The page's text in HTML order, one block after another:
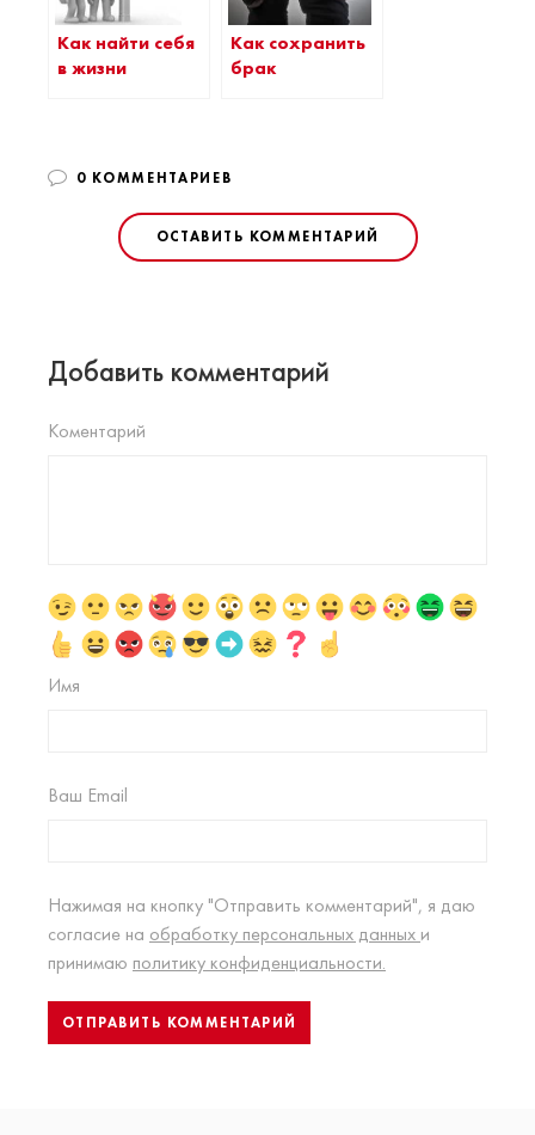
Как найти себя
в жизни
Как сохранить
брак
0 КОММЕНТАРИЕВ
ОСТАВИТЬ КОММЕНТАРИЙ
Добавить комментарий
Коментарий
Имя
Ваш Email
Нажимая на кнопку "Отправить комментарий", я даю
согласие на обработку персональных данных и
принимаю политику конфиденциальности.